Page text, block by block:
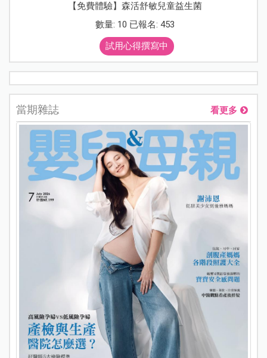
【免費體驗】森活舒敏兒童益生菌
數量: 10 已報名: 453
試用心得撰寫中
當期雜誌 看更多